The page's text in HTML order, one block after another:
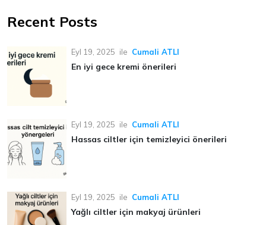
Recent Posts
Eyl 19, 2025 ile Cumali ATLI
En iyi gece kremi önerileri
Eyl 19, 2025 ile Cumali ATLI
Hassas ciltler için temizleyici önerileri
Eyl 19, 2025 ile Cumali ATLI
Yağlı ciltler için makyaj ürünleri